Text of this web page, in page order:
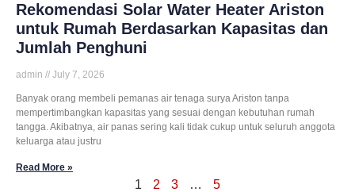
Rekomendasi Solar Water Heater Ariston
untuk Rumah Berdasarkan Kapasitas dan
Jumlah Penghuni
admin July 7, 2026
Banyak orang membeli pemanas air tenaga surya Ariston tanpa
mempertimbangkan kapasitas yang sesuai dengan kebutuhan rumah
tangga. Akibatnya, air panas sering kali tidak cukup untuk seluruh anggota
keluarga atau justru
Read More »
1 2 3 … 5